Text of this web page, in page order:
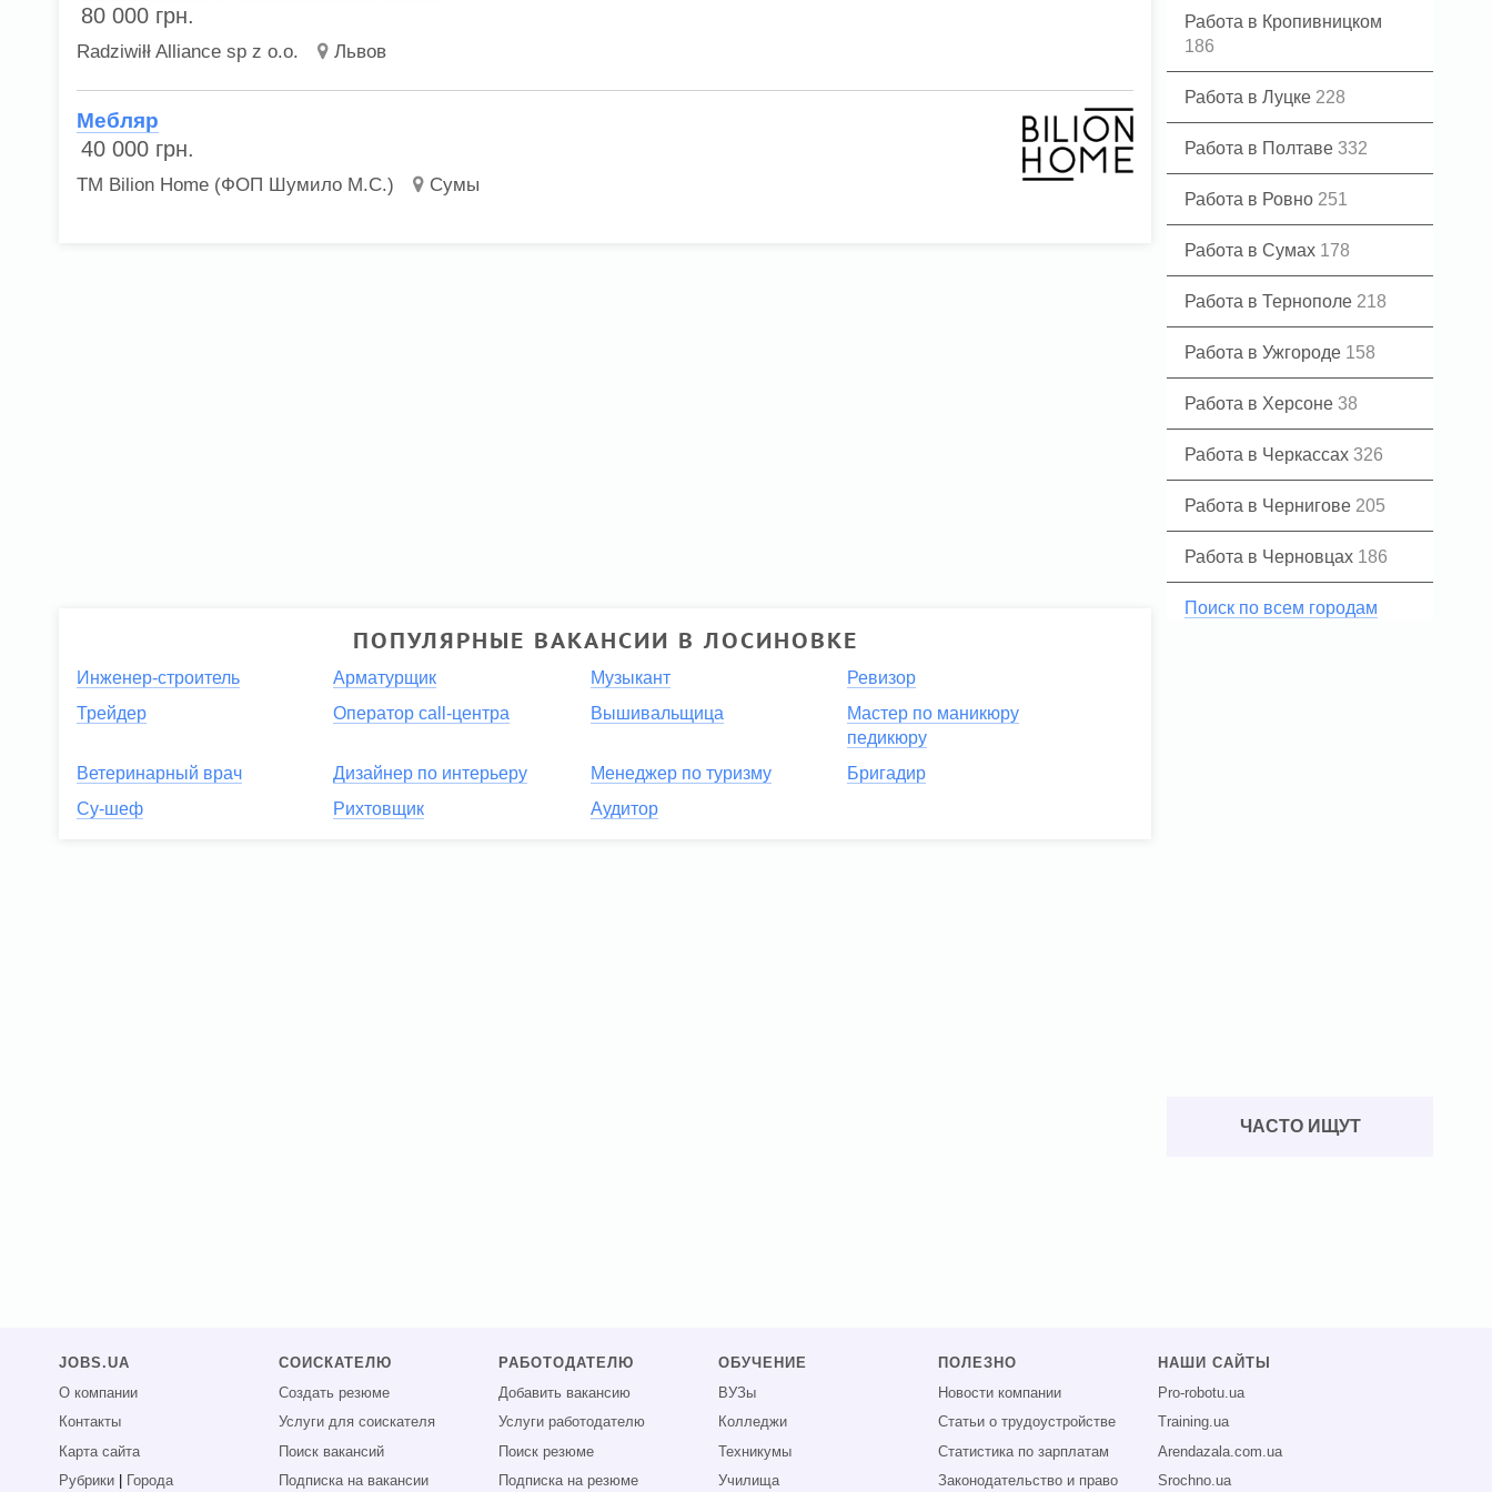
80 000 грн.
Radziwiłł Alliance sp z o.o. Львов
Мебляр
40 000 грн.
ТМ Bilion Home (ФОП Шумило М.С.) Сумы
ПОПУЛЯРНЫЕ ВАКАНСИИ В ЛОСИНОВКЕ
Инженер-строитель Арматурщик Музыкант
Ревизор
Трейдер
Оператор call-центра Вышивальщица
Мастер по маникюру
педикюру
Ветеринарный врач
Дизайнер по интерьеру Менеджер по туризму
Бригадир
Су-шеф
Рихтовщик Аудитор
Работа в Кропивницком
186
Работа в Луцке 228
Работа в Полтаве 332
Работа в Ровно 251
Работа в Сумах 178
Работа в Тернополе 218
Работа в Ужгороде 158
Работа в Херсоне 38
Работа в Черкассах 326
Работа в Чернигове 205
Работа в Черновцах 186
Поиск по всем городам
ЧАСТО ИЩУТ
JOBS.UA
О компании
Контакты
Карта сайта
Рубрики
Города
СОИСКАТЕЛЮ
Создать резюме
Услуги для соискателя
Поиск вакансий
Подписка на вакансии
РАБОТОДАТЕЛЮ
Добавить вакансию
Услуги работодателю
Поиск резюме
Подписка на резюме
ОБУЧЕНИЕ
ВУЗы
Колледжи
Техникумы
Училища
ПОЛЕЗНО
Новости компании
Статьи о трудоустройстве
Статистика по зарплатам
Законодательство и право
НАШИ САЙТЫ
Pro-robotu.ua
Training.ua
Arendazala.com.ua
Srochno.ua